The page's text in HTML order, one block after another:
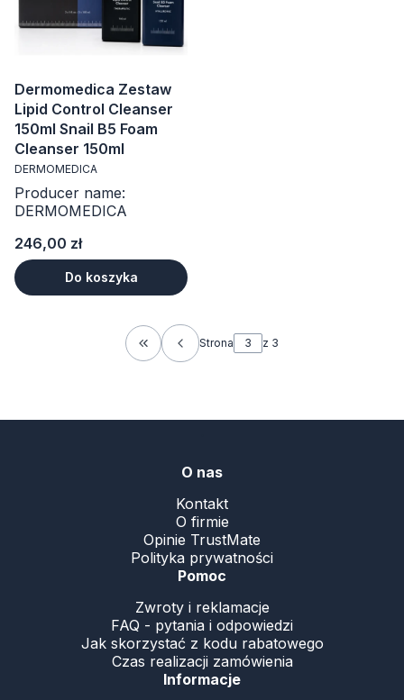
Dermomedica Zestaw
Lipid Control Cleanser
150ml Snail B5 Foam
Cleanser 150ml
DERMOMEDICA
Producer name:
DERMOMEDICA
Cena
246,00 zł
Do koszyka
Wróć do pierwszej strony z produktami
Strona z 3
O nas
Kontakt
O firmie
Opinie TrustMate
Polityka prywatności
Pomoc
Zwroty i reklamacje
FAQ - pytania i odpowiedzi
Jak skorzystać z kodu rabatowego
Czas realizacji zamówienia
Informacje